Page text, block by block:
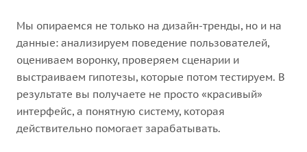
Мы опираемся не только на дизайн-тренды, но и на
данные: анализируем поведение пользователей,
оцениваем воронку, проверяем сценарии и
выстраиваем гипотезы, которые потом тестируем. В
результате вы получаете не просто «красивый»
интерфейс, а понятную систему, которая
действительно помогает зарабатывать.